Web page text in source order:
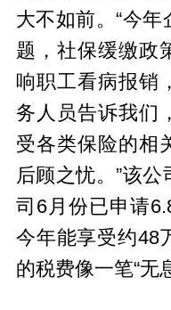
大不如前。“今
题，社保缓缴政
响职工看病报销
务人员告诉我们
受各类保险的相
后顾之忧。”该
司6月份已申请
今年能享受约48
的税费像一笔“无